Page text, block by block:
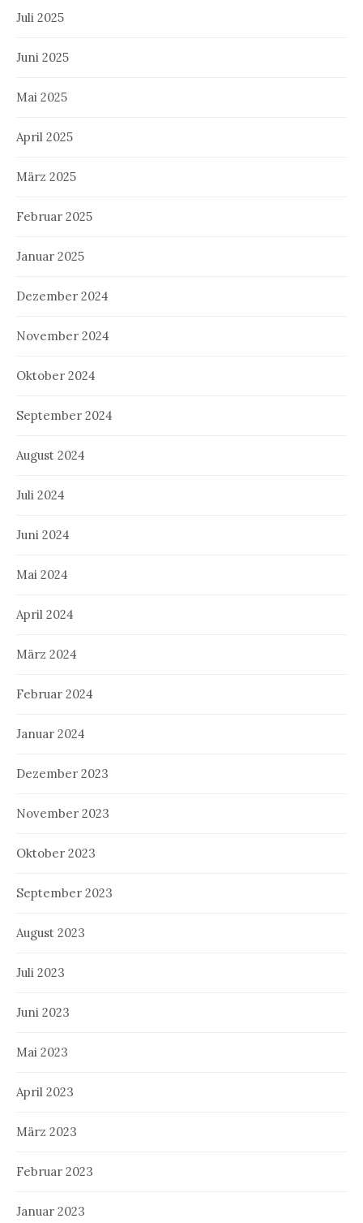
Juli 2025
Juni 2025
Mai 2025
April 2025
März 2025
Februar 2025
Januar 2025
Dezember 2024
November 2024
Oktober 2024
September 2024
August 2024
Juli 2024
Juni 2024
Mai 2024
April 2024
März 2024
Februar 2024
Januar 2024
Dezember 2023
November 2023
Oktober 2023
September 2023
August 2023
Juli 2023
Juni 2023
Mai 2023
April 2023
März 2023
Februar 2023
Januar 2023